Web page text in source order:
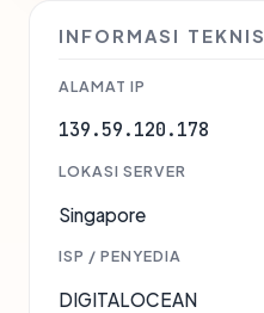
INFORMASI TEKNIS
ALAMAT IP
139.59.120.178
LOKASI SERVER
Singapore
ISP / PENYEDIA
DIGITALOCEAN